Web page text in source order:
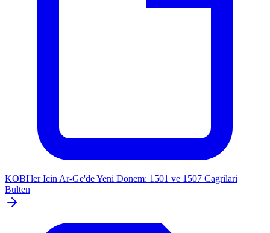
KOBI'ler Icin Ar-Ge'de Yeni Donem: 1501 ve 1507 Cagrilari
Bulten